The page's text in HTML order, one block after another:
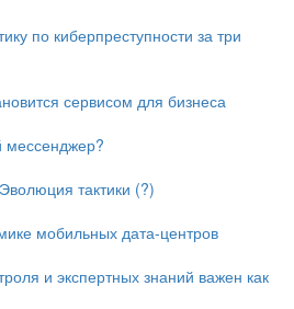
по киберпреступности за три
сервисом для бизнеса
мессенджер?
тактики (?)
мобильных дата-центров
и экспертных знаний важен как